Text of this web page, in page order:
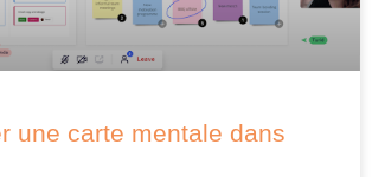
une carte mentale dans